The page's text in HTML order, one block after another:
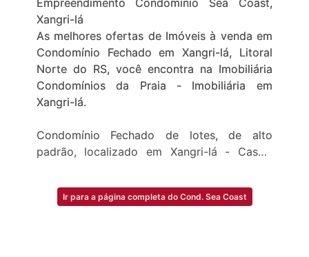
Empreendimento Condomínio Sea Coast,
Xangri-lá
As melhores ofertas de Imóveis à venda em
Condomínio Fechado em Xangri-lá, Litoral
Norte do RS, você encontra na Imobiliária
Condomínios da Praia - Imobiliária em
Xangri-lá.
Condomínio Fechado de lotes, de alto
padrão, localizado em Xangri-lá - Casas,
Quer comprar, vender ou colocar o seu
Ir para a página completa do Cond. Sea Coast